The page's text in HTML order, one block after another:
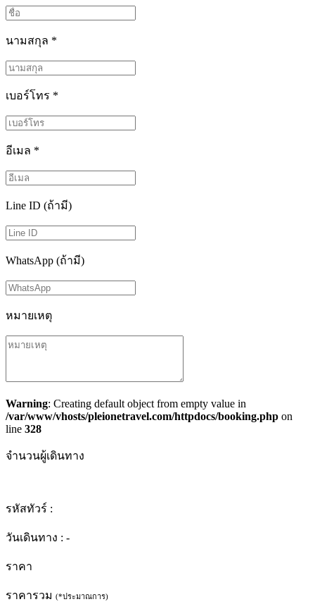
นามสกุล *
เบอร์โทร *
อีเมล *
Line ID (ถ้ามี)
WhatsApp (ถ้ามี)
หมายเหตุ
Warning: Creating default object from empty value in
/var/www/vhosts/pleionetravel.com/httpdocs/booking.php on
line 328
จำนวนผู้เดินทาง
รหัสทัวร์ :
วันเดินทาง : -
ราคา
ราคารวม (*ประมาณการ)